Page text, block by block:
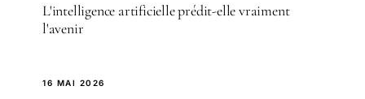
L'intelligence artificielle prédit-elle vraiment
l'avenir
16 MAI 2026